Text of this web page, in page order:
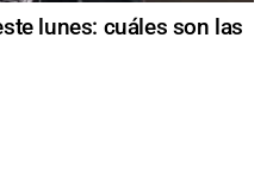
lunes: cuáles son las